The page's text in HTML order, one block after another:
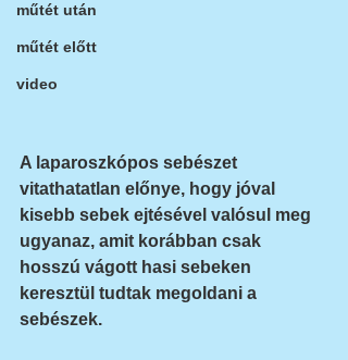
műtét után
műtét előtt
video
A laparoszkópos sebészet
vitathatatlan előnye, hogy jóval
kisebb sebek ejtésével valósul meg
ugyanaz, amit korábban csak
hosszú vágott hasi sebeken
keresztül tudtak megoldani a
sebészek.